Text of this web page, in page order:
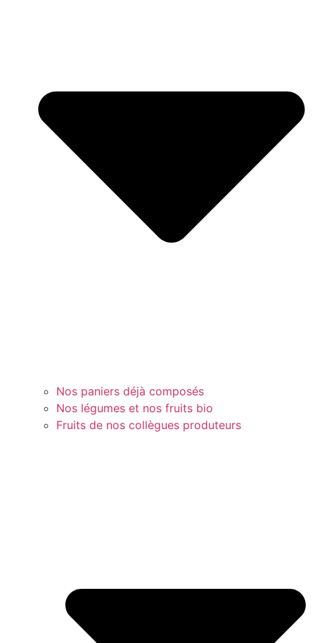
Nos paniers déjà composés
Nos légumes et nos fruits bio
Fruits de nos collègues produteurs